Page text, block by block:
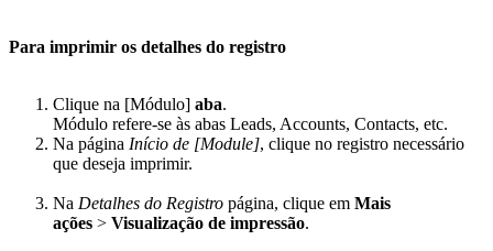
Para imprimir os detalhes do registro
Clique na [Módulo] aba.
Módulo refere-se às abas Leads, Accounts, Contacts, etc.
Na página Início de [Module], clique no registro necessário
que deseja imprimir.
Na Detalhes do Registro página, clique em Mais
ações > Visualização de impressão.